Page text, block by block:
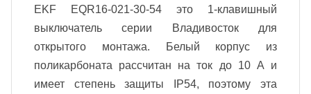
EKF EQR16-021-30-54 это 1-клавишный
выключатель серии Владивосток для
открытого монтажа. Белый корпус из
поликарбоната рассчитан на ток до 10 А и
имеет степень защиты IP54, поэтому эта